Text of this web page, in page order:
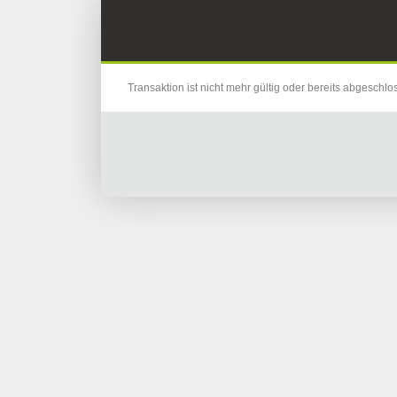
Transaktion ist nicht mehr gültig oder bereits